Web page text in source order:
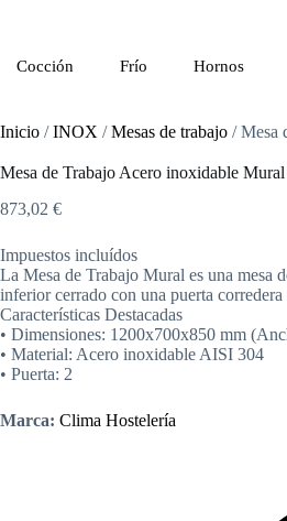
Cocción Frío Hornos
Inicio /INOX /Mesas de trabajo / Mesa
Mesa de Trabajo Acero inoxidable
873,02 €
Impuestos incluídos
La Mesa de Trabajo Mural es una mesa
inferior cerrado con una puerta
Características Destacadas
• Dimensiones: 1200x700x850 mm
• Material: Acero inoxidable AISI 304
• Puerta: 2
Marca: Clima Hostelería